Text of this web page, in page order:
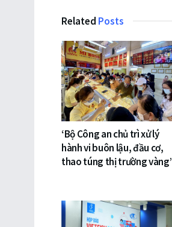
Related Posts
‘Bộ Công an chủ trì xử lý
hành vi buôn lậu, đầu cơ,
thao túng thị trường vàng’